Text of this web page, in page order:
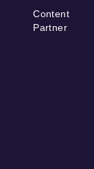
Content
Partner